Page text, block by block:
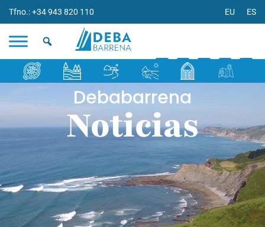
Tfno.: +34 943 820 110 EU ES
Debabarrena
Noticias